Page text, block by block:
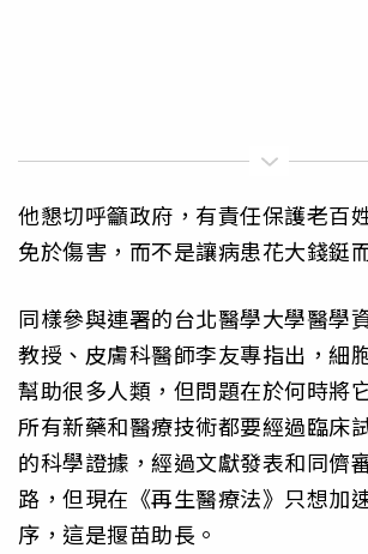
他懇切呼籲政府，有責任保護老百
免於傷害，而不是讓病患花大錢鋌
同樣參與連署的台北醫學大學醫學
教授、皮膚科醫師李友專指出，細
幫助很多人類，但問題在於何時將
所有新藥和醫療技術都要經過臨床
的科學證據，經過文獻發表和同儕
路，但現在《再生醫療法》只想加
序，這是揠苗助長。